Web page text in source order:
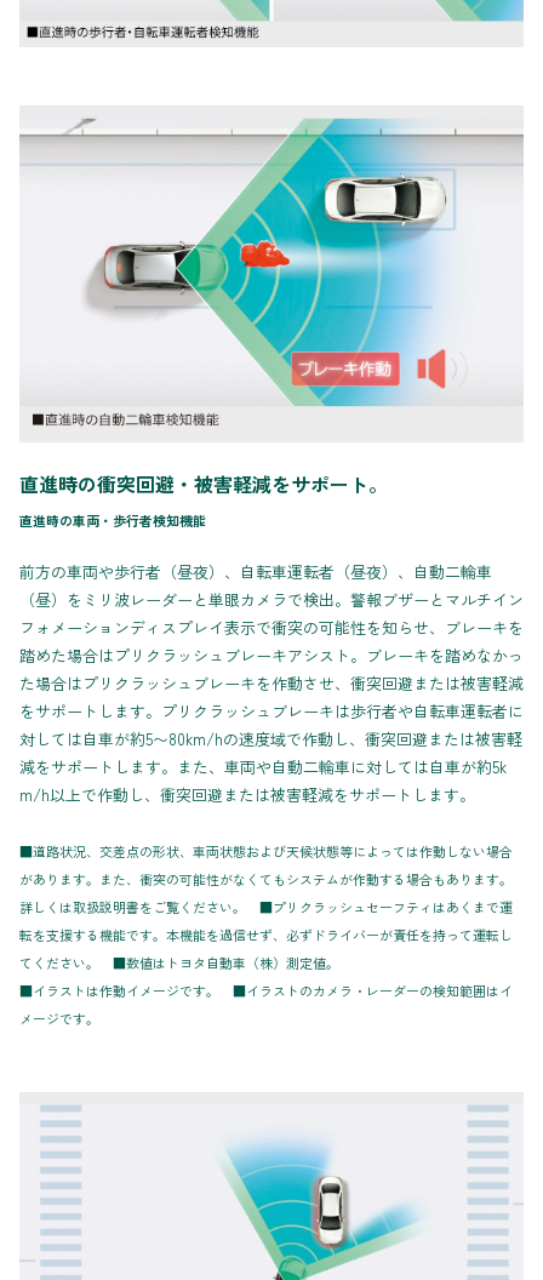
直進時の衝突回避・被害軽減をサポート。
直進時の車両・歩行者検知機能
前方の車両や歩行者（昼夜）、自転車運転者（昼夜）、自動二輪車
（昼）をミリ波レーダーと単眼カメラで検出。警報ブザーとマルチイン
フォメーションディスプレイ表示で衝突の可能性を知らせ、ブレーキを
踏めた場合はプリクラッシュブレーキアシスト。ブレーキを踏めなかっ
た場合はプリクラッシュブレーキを作動させ、衝突回避または被害軽減
をサポートします。プリクラッシュブレーキは歩行者や自転車運転者に
対しては自車が約5〜80km/hの速度域で作動し、衝突回避または被害軽
減をサポートします。また、車両や自動二輪車に対しては自車が約5k
m/h以上で作動し、衝突回避または被害軽減をサポートします。
■道路状況、交差点の形状、車両状態および天候状態等によっては作動しない場合
があります。また、衝突の可能性がなくてもシステムが作動する場合もあります。
詳しくは取扱説明書をご覧ください。
■プリクラッシュセーフティはあくまで運
転を支援する機能です。本機能を過信せず、必ずドライバーが責任を持って運転し
てください。 ■数値はトヨタ自動車（株）測定値。
■イラストは作動イメージです。 ■イラストのカメラ・レーダーの検知範囲はイ
メージです。